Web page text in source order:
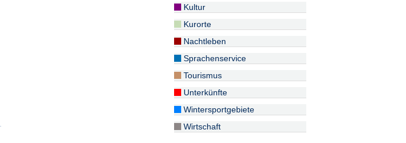
Kultur
Kurorte
Nachtleben
Sprachenservice
Tourismus
Unterkünfte
Wintersportgebiete
Wirtschaft